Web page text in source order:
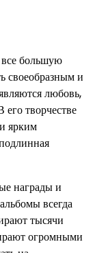
большую
своеобразным и
любовь,
творчестве
ярким
награды и
всегда
тысячи
огромными